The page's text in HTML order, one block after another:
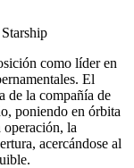
como líder en
El
de la compañía de
poniendo en órbita
operación, la
acercándose al